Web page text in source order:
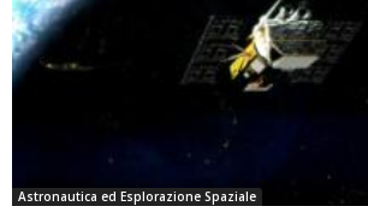
Astronautica ed Esplorazione Spaziale